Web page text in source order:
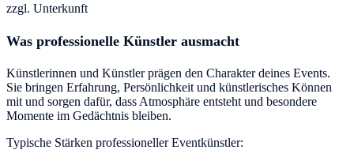
zzgl. Unterkunft
Was professionelle Künstler ausmacht
Künstlerinnen und Künstler prägen den Charakter deines Events.
Sie bringen Erfahrung, Persönlichkeit und künstlerisches Können
mit und sorgen dafür, dass Atmosphäre entsteht und besondere
Momente im Gedächtnis bleiben.
Typische Stärken professioneller Eventkünstler: